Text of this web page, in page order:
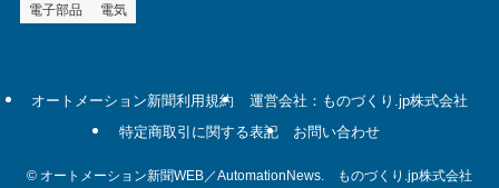
電子部品
電気
オートメーション新聞利用規約
運営会社：ものづくり.jp株式会社
特定商取引に関する表記
お問い合わせ
© オートメーション新聞WEB／AutomationNews. ものづくり.jp株式会社